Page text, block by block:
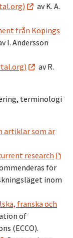
av K. A.
från Köpings
I. Andersson
av R.
terminologi
artiklar som är
research
för
inom
franska och
of
(ECCO).